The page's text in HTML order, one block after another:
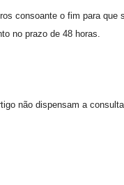
consoante o fim para
no prazo de 48 horas.
não dispensam a